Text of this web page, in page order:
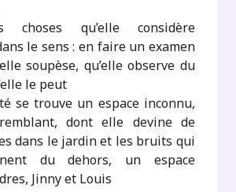
choses qu’elle considère
le sens : en faire un examen
soupèse, qu’elle observe du
le peut
se trouve un espace inconnu,
dont elle devine de
dans le jardin et les bruits qui
du dehors, un espace
Jinny et Louis